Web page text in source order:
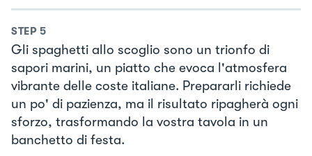
STEP 5
Gli spaghetti allo scoglio sono un trionfo di
sapori marini, un piatto che evoca l'atmosfera
vibrante delle coste italiane. Prepararli richiede
un po' di pazienza, ma il risultato ripagherà ogni
sforzo, trasformando la vostra tavola in un
banchetto di festa.